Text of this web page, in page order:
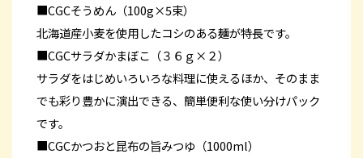
■CGCそうめん（100g×5束）
北海道産小麦を使用したコシのある麺が特長です。
■CGCサラダかまぼこ（３６ｇ×２）
サラダをはじめいろいろな料理に使えるほか、そのまま
でも彩り豊かに演出できる、簡単便利な使い分けパック
です。
■CGCかつおと昆布の旨みつゆ（1000ml）